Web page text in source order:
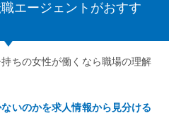
エージェントがおすす
ちの女性が働くなら職場の理解
いのかを求人情報から見分ける